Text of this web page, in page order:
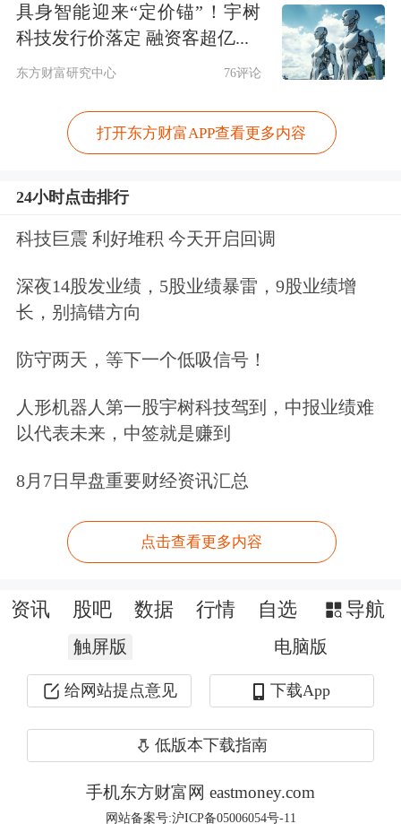
光能源大涨近11%；新特能源、福莱特
玻璃、凯盛新能 协鑫科技皆实现了
多晶硅期货主力合约周二延续涨势，临
近收盘前价格大幅拉升，最终主力2508
合约收盘涨4.82%，触及两个半月高
据Mysteel调研，多晶硅企业报价在40
元/千克以上，据下游拉晶企业反馈，
报价还未出炉，但报价预期均在40元/
总体报价暂稳。组件环节，企业与经销
商反馈近期组件价格将要调涨。据
SMM了解，今日市场多晶硅预期价格
大幅上调，从昨日开始主流多晶硅企业
皆开始测算自家完全成本，目前多个主
流企业暂时停止报价。
具身智能迎来“定价锚”！宇树
科技发行价落定 融资客超亿...
东方财富研究中心 76评论
打开东方财富APP查看更多内容
24小时点击排行
科技巨震 利好堆积 今天开启回调
深夜14股发业绩，5股业绩暴雷，9股业绩增
长，别搞错方向
防守两天，等下一个低吸信号！
人形机器人第一股宇树科技驾到，中报业绩难
以代表未来，中签就是赚到
8月7日早盘重要财经资讯汇总
点击查看更多内容
资讯 股吧 数据 行情 自选 导航
触屏版 电脑版
给网站提点意见 下载App
低版本下载指南
手机东方财富网 eastmoney.com
网站备案号:沪ICP备05006054号-11